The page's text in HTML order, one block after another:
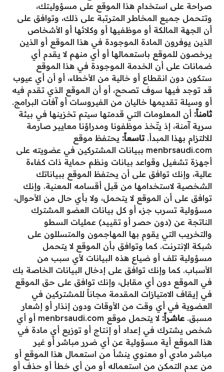
صراحة على استخدام هذا الموقع على مسؤوليتك،
وتتحمل جميع المخاطر المترتبة على ذلك، وتوافق على
أن الجهة المالكة أو موظفيها أو وكلائها أو الأشخاص
الذين يوفرون المادة الموجودة في هذا الموقع أو الذين
يرخصون للموقع باستعمالها أو أي منهم لا يقدم أي
ضمانات على أن الخدمة الموجودة في هذا الموقع
ستكون دون انقطاع أو خالية من الأخطاء، أو أن أي عيوب
قد توجد فيها سوف تصحح، أو أن الموقع الذي تقدم فيه
أو وسيلة تقديمها خاليان من الفيروسات أو آفات البرامج.
ثامناً: أن المعلومات التي قدمتها سيتم تخزينها في بيئة
سرية آمنة، إذ يتّخذ موظفونا ومدراؤنا معايير صارمة
للالتزام بهذا المبدأ.‏تاسعاً: يحتفظ موقع
menbrsaudi.com ببيانات المشتركين في عضويته على
أجهزة تشغيل وقواعد بيانات ونظم حماية ذات كفاءة
عالية، وإنك توافق على أن يحتفظ الموقع ببياناتك
الشخصية لاستخدامها من قبل أقسامه المعنية. وإنك
توافق على أن الموقع لا يتحمل، ولا بأي حال من الأحوال،
مسؤولية تسرب جزء أو كل بيانات العضو المشترك
الناتجة عن (دون حصر أو تقييد) عمليات السطو
والتخريب التي يقوم بها المهاجمون والمتسللون على
شبكة الإنترنت. كما وتوافق بأن الموقع لا يتحمل
مسؤولية تلف أو ضياع هذه البيانات لأي سبب من
الأسباب. كما وإنك توافق على إدخال البيانات الخاصة بك
في الموقع دون أي مقابل، وإنك توافق على حق الموقع
في إيقاف الامتيازات المقدمة مجاناً للمشتركين في
العضوية في أي وقت من الأوقات ودون إنذار أو إشعار
مسبق. عاشراً:
لا يتحمل موقع menbrsaudi.com أو أي
شخص يشترك في إعداد أو إنتاج أو توزيع أي مادة في
هذا الموقع أية مسؤولية عن أي ضرر مباشر أو غير
مباشر مادي أو معنوي ينشأ من استعمال هذا الموقع أو
من عدم التمكن من استعماله أو من أي خطأ أو حذف أو